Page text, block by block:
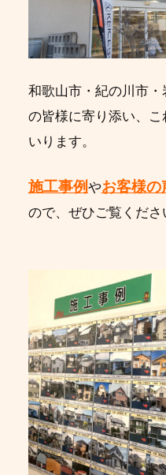
和歌山市・紀の川市
の皆様に寄り添い、
いります。
施工事例やお客様の
ので、ぜひご覧くださ